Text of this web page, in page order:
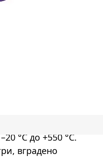
°C до +550 °C.
вградено